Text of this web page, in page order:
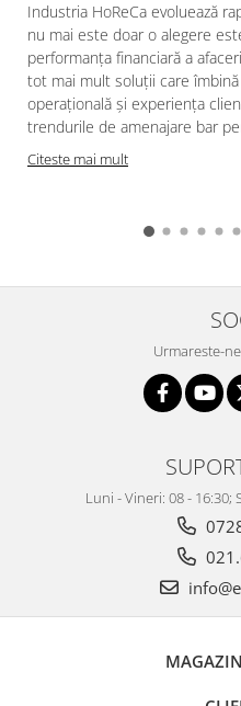
Industria HoReCa evoluează
nu mai este doar o alegere
performanța financiară a
tot mai mult soluții care
operațională și experiența
trendurile de amenajare bar
Citeste mai mult
Urmareste-
Luni - Vineri: 08 - 16:30;